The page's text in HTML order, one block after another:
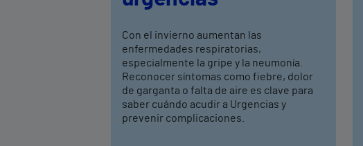
Con el invierno aumentan las
enfermedades respiratorias,
especialmente la gripe y la neumonía.
Reconocer síntomas como fiebre, dolor
de garganta o falta de aire es clave para
saber cuándo acudir a Urgencias y
prevenir complicaciones.